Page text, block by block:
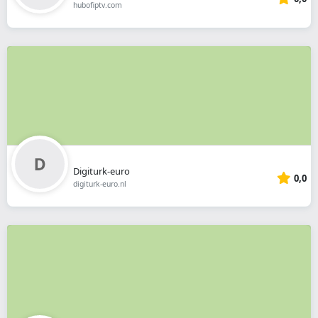
hubofiptv.com
Digiturk-euro
digiturk-euro.nl 0,0